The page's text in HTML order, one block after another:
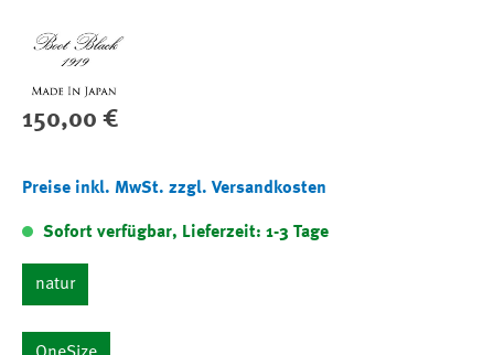
Regulärer Preis:
150,00 €
Preise inkl. MwSt. zzgl. Versandkosten
Sofort verfügbar, Lieferzeit: 1-3 Tage
natur